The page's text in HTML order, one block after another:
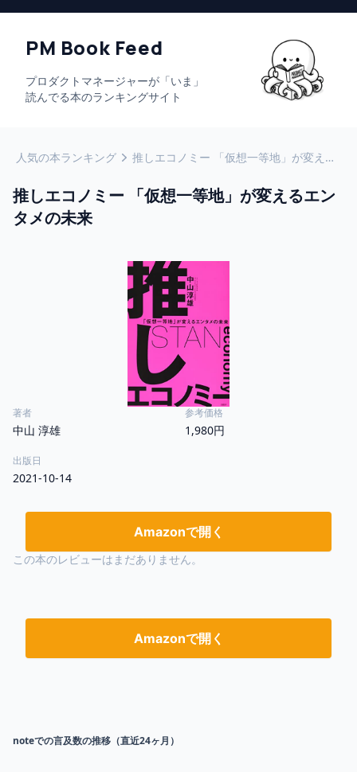
PM Book Feed
プロダクトマネージャーが「いま」
読んでる本のランキングサイト
人気の本ランキング 推しエコノミー 「仮想一等地」が変えるエンタメの未来
推しエコノミー 「仮想一等地」が変えるエン
タメの未来
著者
中山 淳雄
参考価格
1,980円
出版日
2021-10-14
Amazonで開く
この本のレビューはまだありません。
Amazonで開く
noteでの言及数の推移（直近24ヶ月）